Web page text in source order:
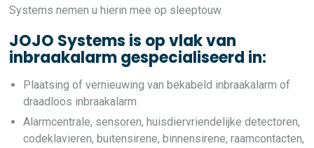
Systems nemen u hierin mee op sleeptouw.
JOJO Systems is op vlak van
inbraakalarm gespecialiseerd in:
Plaatsing of vernieuwing van bekabeld inbraakalarm of
draadloos inbraakalarm
Alarmcentrale, sensoren, huisdiervriendelijke detectoren,
codeklavieren, buitensirene, binnensirene, raamcontacten,